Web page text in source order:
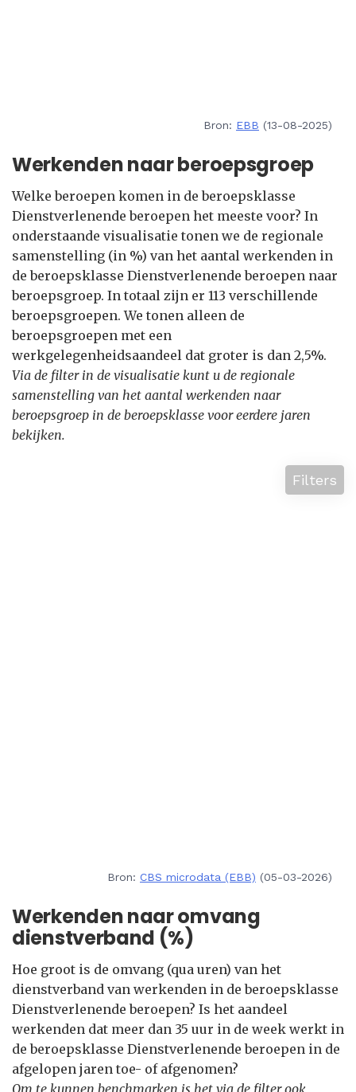
Bron: EBB (13-08-2025)
Werkenden naar beroepsgroep
Welke beroepen komen in de beroepsklasse
Dienstverlenende beroepen het meeste voor? In
onderstaande visualisatie tonen we de regionale
samenstelling (in %) van het aantal werkenden in
de beroepsklasse Dienstverlenende beroepen naar
beroepsgroep. In totaal zijn er 113 verschillende
beroepsgroepen. We tonen alleen de
beroepsgroepen met een
werkgelegenheidsaandeel dat groter is dan 2,5%.
Via de filter in de visualisatie kunt u de regionale
samenstelling van het aantal werkenden naar
beroepsgroep in de beroepsklasse voor eerdere jaren
bekijken.
Filters
Bron: CBS microdata (EBB) (05-03-2026)
Werkenden naar omvang
dienstverband (%)
Hoe groot is de omvang (qua uren) van het
dienstverband van werkenden in de beroepsklasse
Dienstverlenende beroepen? Is het aandeel
werkenden dat meer dan 35 uur in de week werkt in
de beroepsklasse Dienstverlenende beroepen in de
afgelopen jaren toe- of afgenomen?
Om te kunnen benchmarken is het via de filter ook